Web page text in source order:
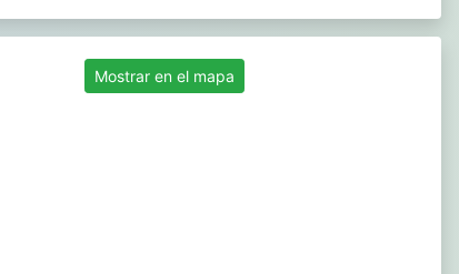
Mostrar en el mapa